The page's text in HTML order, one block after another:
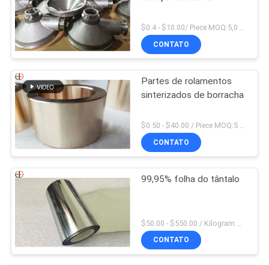
CONTATO
Partes de rolamentos
sinterizados de borracha
CONTATO
99,95% folha do tântalo
CONTATO